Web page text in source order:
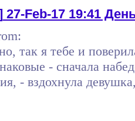
27-Feb-17 19:41
так я тебе и
- сначала
- вздохнула